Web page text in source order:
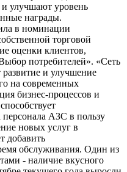
и улучшают уровень
награды.
в номинации
торговой
оценки клиентов,
потребителей». «Сеть
и улучшение
на современных
бизнес-процессов и
АЗС в пользу
новых услуг в
добавить
обслуживания. Один из
- наличие вкусного